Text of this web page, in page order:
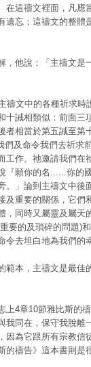
在這禱文裡面，凡應
遺忘；這禱文的整體
他說：「主禱文是
文中的各種祈求時
十誡相類似：前面三
者相當於第五誡至第
及命令我們去祈求
工作。祂邀請我們在
『願你的名......你
。」論到主禱文中後
及重要的關係，它們
，同時又屬靈及屬天
要的及瑣碎的問題)
去坦白地為我們的
本，主禱文是最佳的
4章10節雅比斯的禱
我同在，保守我脫離
因為它跟所有宗教信
禱告》這本書則是